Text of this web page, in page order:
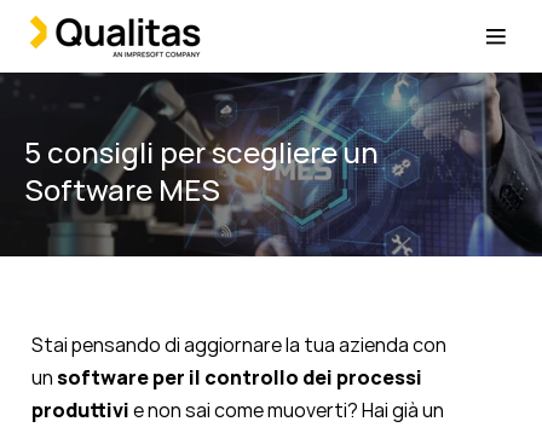
5 consigli per scegliere un
Software MES
Stai pensando di aggiornare la tua azienda con
unsoftware per il controllo dei processi
produttivie non sai come muoverti? Hai già un